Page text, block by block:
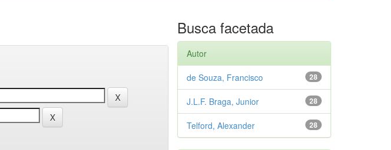
Busca facetada
Autor
28
de Souza, Francisco
28
J.L.F. Braga, Junior
28
Telford, Alexander